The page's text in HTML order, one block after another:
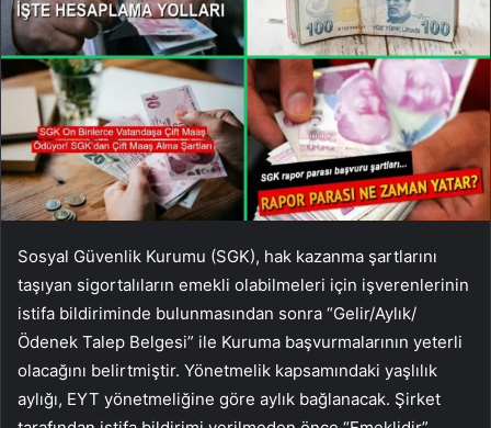
Sosyal Güvenlik Kurumu (SGK), hak kazanma şartlarını
taşıyan sigortalıların emekli olabilmeleri için işverenlerinin
istifa bildiriminde bulunmasından sonra “Gelir/Aylık/
Ödenek Talep Belgesi” ile Kuruma başvurmalarının yeterli
olacağını belirtmiştir. Yönetmelik kapsamındaki yaşlılık
aylığı, EYT yönetmeliğine göre aylık bağlanacak. Şirket